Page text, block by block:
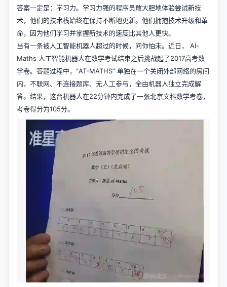
答案一定是：学习力。学习力强的程序员敢大胆地体验尝试新技
术，他们的技术栈始终在保持不断地更新。他们拥抱技术升级和革
命，因为他们学习并掌握新技术的速度比其他人更快。
当有一条被人工智能机器人超过的时候，问你怕未。近日， Al-
Maths 人工智能机器人在数学考试结束之后挑战起了2017高考数
学卷。答题过程中，“AT-MATHS” 单独在一个关闭外部网络的房间
内，不联网、不连接题库、无人工参与，全由机器人独立完成解
答。结果，这台机器人在22分钟内完成了一张北京文科数学考卷，
考卷得分为105分。